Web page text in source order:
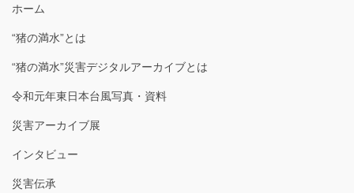
ホーム
“猪の満水”とは
“猪の満水”災害デジタルアーカイブとは
令和元年東日本台風写真・資料
災害アーカイブ展
インタビュー
災害伝承